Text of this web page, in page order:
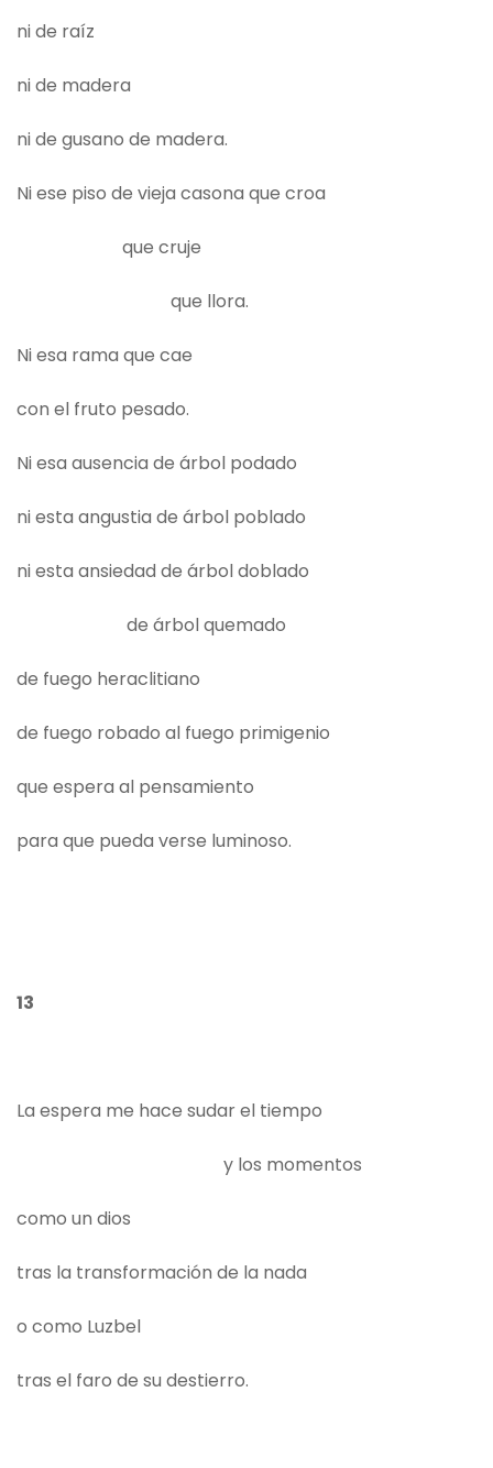
ni de raíz
ni de madera
ni de gusano de madera.
Ni ese piso de vieja casona que croa
que cruje
que llora.
Ni esa rama que cae
con el fruto pesado.
Ni esa ausencia de árbol podado
ni esta angustia de árbol poblado
ni esta ansiedad de árbol doblado
de árbol quemado
de fuego heraclitiano
de fuego robado al fuego primigenio
que espera al pensamiento
para que pueda verse luminoso.
13
La espera me hace sudar el tiempo
y los momentos
como un dios
tras la transformación de la nada
o como Luzbel
tras el faro de su destierro.